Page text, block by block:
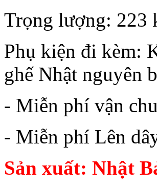
Trọng lượng: 223
Phụ kiện đi kèm:
ghế Nhật nguyên
- Miễn phí vận
- Miễn phí Lên
Sản xuất: Nhật